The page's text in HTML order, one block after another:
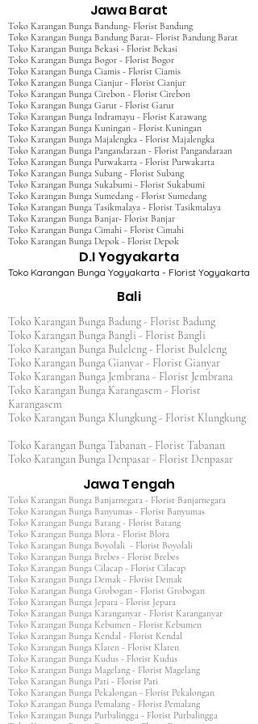
Jawa Barat
Toko Karangan Bunga Bandung- Florist Bandung
Toko Karangan Bunga Bandung Barat- Florist Bandung Barat
Toko Karangan Bunga Bekasi - Florist Bekasi
Toko Karangan Bunga Bogor - Florist Bogor
Toko Karangan Bunga Ciamis - Florist Ciamis
Toko Karangan Bunga Cianjur - Florist Cianjur
Toko Karangan Bunga Cirebon - Florist Cirebon
Toko Karangan Bunga Garut - Florist Garut
Toko Karangan Bunga Indramayu - Florist Karawang
Toko Karangan Bunga Kuningan - Florist Kuningan
Toko Karangan Bunga Majalengka - Florist Majalengka
Toko Karangan Bunga Pangandaraan - Florist Pangandaraan
Toko Karangan Bunga Purwakarta - Florist Purwakarta
Toko Karangan Bunga Subang - Florist Subang
Toko Karangan Bunga Sukabumi - Florist Sukabumi
Toko Karangan Bunga Sumedang - Florist Sumedang
Toko Karangan Bunga Tasikmalaya - Florist Tasikmalaya
Toko Karangan Bunga Banjar- Florist Banjar
Toko Karangan Bunga Cimahi - Florist Cimahi
Toko Karangan Bunga Depok - Florist Depok
D.I Yogyakarta
Toko Karangan Bunga Yogyakarta - Florist Yogyakarta
Bali
Toko Karangan Bunga Badung - Florist Badung
Toko Karangan Bunga Bangli - Florist Bangli
Toko Karangan Bunga Buleleng - Florist Buleleng
Toko Karangan Bunga Gianyar - Florist Gianyar
Toko Karangan Bunga Jembrana - Florist Jembrana
Toko Karangan Bunga Karangasem - Florist
Karangasem
Toko Karangan Bunga Klungkung - Florist Klungkung
Toko Karangan Bunga Tabanan - Florist Tabanan
Toko Karangan Bunga Denpasar - Florist Denpasar
Jawa Tengah
Toko Karangan Bunga Banjarnegara - Florist Banjarnegara
Toko Karangan Bunga Banyumas - Florist Banyumas
Toko Karangan Bunga Batang - Florist Batang
Toko Karangan Bunga Blora - Florist Blora
Toko Karangan Bunga Boyolali - Florist Boyolali
Toko Karangan Bunga Brebes - Florist Brebes
Toko Karangan Bunga Cilacap - Florist Cilacap
Toko Karangan Bunga Demak - Florist Demak
Toko Karangan Bunga Grobogan - Florist Grobogan
Toko Karangan Bunga Jepara - Florist Jepara
Toko Karangan Bunga Karanganyar - Florist Karanganyar
Toko Karangan Bunga Kebumen - Florist Kebumen
Toko Karangan Bunga Kendal - Florist Kendal
Toko Karangan Bunga Klaten - Florist Klaten
Toko Karangan Bunga Kudus - Florist Kudus
Toko Karangan Bunga Magelang - Florist Magelang
Toko Karangan Bunga Pati - Florist Pati
Toko Karangan Bunga Pekalongan - Florist Pekalongan
Toko Karangan Bunga Pemalang - Florist Pemalang
Toko Karangan Bunga Purbalingga - Florist Purbalingga